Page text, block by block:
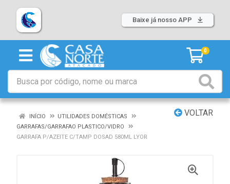
Baixe já nosso APP
0
VOLTAR
INÍCIO
UTILIDADES DOMÉSTICAS
GARRAFAS/GARRAFAO PLASTICO/VIDRO
GARRAFA P/AZEITE C/TAMP DOSAD 580ML LYOR